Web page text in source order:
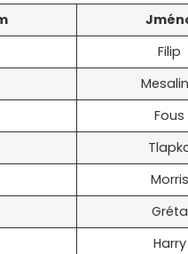
Filip
Fous
Morris
Gréta
Harry